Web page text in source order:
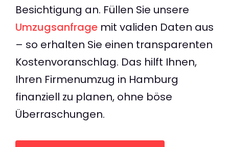
Besichtigung an. Füllen Sie unsere
Umzugsanfrage mit validen Daten aus
– so erhalten Sie einen transparenten
Kostenvoranschlag. Das hilft Ihnen,
Ihren Firmenumzug in Hamburg
finanziell zu planen, ohne böse
Überraschungen.